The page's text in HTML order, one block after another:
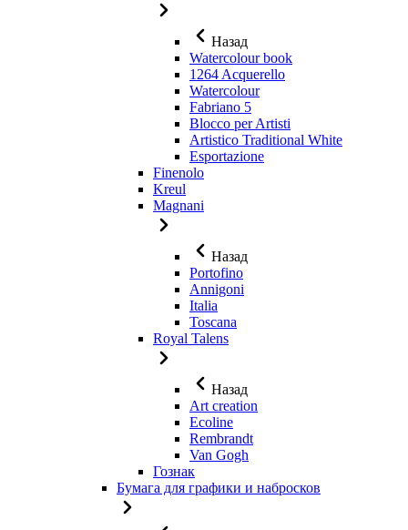
Назад
Watercolour book
1264 Acquerello
Watercolour
Fabriano 5
Blocco per Artisti
Artistico Traditional White
Esportazione
Finenolo
Kreul
Magnani
Назад
Portofino
Annigoni
Italia
Toscana
Royal Talens
Назад
Art creation
Ecoline
Rembrandt
Van Gogh
Гознак
Бумага для графики и набросков